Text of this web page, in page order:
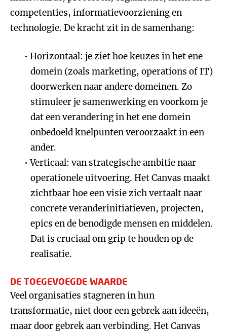
competenties, informatievoorziening en
technologie. De kracht zit in de samenhang:
Horizontaal: je ziet hoe keuzes in het ene
domein (zoals marketing, operations of IT)
doorwerken naar andere domeinen. Zo
stimuleer je samenwerking en voorkom je
dat een verandering in het ene domein
onbedoeld knelpunten veroorzaakt in een
ander.
Verticaal: van strategische ambitie naar
operationele uitvoering. Het Canvas maakt
zichtbaar hoe een visie zich vertaalt naar
concrete veranderinitiatieven, projecten,
epics en de benodigde mensen en middelen.
Dat is cruciaal om grip te houden op de
realisatie.
DE TOEGEVOEGDE WAARDE
Veel organisaties stagneren in hun
transformatie, niet door een gebrek aan ideeën,
maar door gebrek aan verbinding. Het Canvas